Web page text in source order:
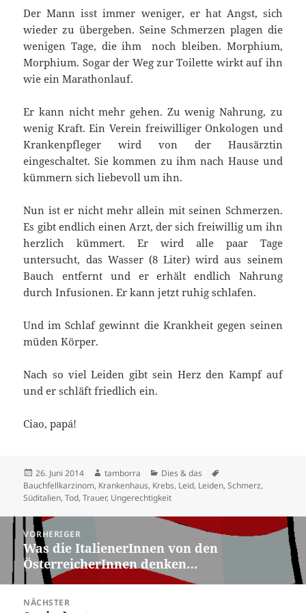
Der Mann isst immer weniger, er hat Angst, sich
wieder zu übergeben. Seine Schmerzen plagen die
wenigen Tage, die ihm noch bleiben. Morphium,
Morphium. Sogar der Weg zur Toilette wirkt auf ihn
wie ein Marathonlauf.
Er kann nicht mehr gehen. Zu wenig Nahrung, zu
wenig Kraft. Ein Verein freiwilliger Onkologen und
Krankenpfleger wird von der Hausärztin
eingeschaltet. Sie kommen zu ihm nach Hause und
kümmern sich liebevoll um ihn.
Nun ist er nicht mehr allein mit seinen Schmerzen.
Es gibt endlich einen Arzt, der sich freiwillig um ihn
herzlich kümmert. Er wird alle paar Tage
untersucht, das Wasser (8 Liter) wird aus seinem
Bauch entfernt und er erhält endlich Nahrung
durch Infusionen. Er kann jetzt ruhig schlafen.
Und im Schlaf gewinnt die Krankheit gegen seinen
müden Körper.
Nach so viel Leiden gibt sein Herz den Kampf auf
und er schläft friedlich ein.
Ciao, papá!
Veröffentlicht
am
26. Juni 2014 Autor
tamborra Kategorien
Dies & das
Bauchfellkarzinom, Krankenhaus, Krebs, Leid, Leiden,Schmerz,
Süditalien,Tod,Trauer, Ungerechtigkeit
Beitragsnavigation
VORHERIGER
Vorheriger
Beitrag:
Was die ItalienerInnen von den
ÖsterreicherInnen denken…
NÄCHSTER